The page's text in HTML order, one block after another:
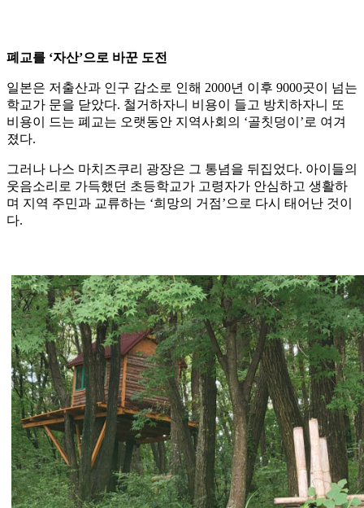
폐교를 ‘자산’으로 바꾼 도전
일본은 저출산과 인구 감소로 인해 2000년 이후 9000곳이 넘는
학교가 문을 닫았다. 철거하자니 비용이 들고 방치하자니 또
비용이 드는 폐교는 오랫동안 지역사회의 ‘골칫덩이’로 여겨
졌다.
그러나 나스 마치즈쿠리 광장은 그 통념을 뒤집었다. 아이들의
웃음소리로 가득했던 초등학교가 고령자가 안심하고 생활하
며 지역 주민과 교류하는 ‘희망의 거점’으로 다시 태어난 것이
다.